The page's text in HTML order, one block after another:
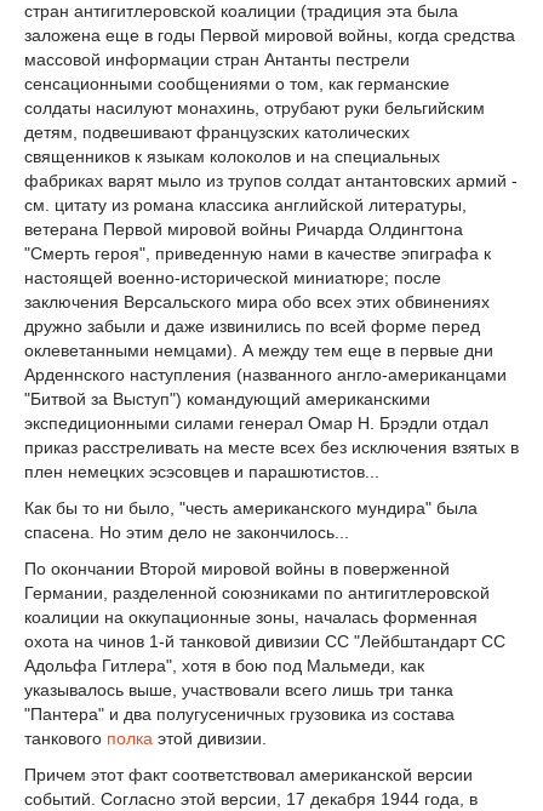
стран антигитлеровской коалиции (традиция эта была
заложена еще в годы Первой мировой войны, когда средства
массовой информации стран Антанты пестрели
сенсационными сообщениями о том, как германские
солдаты насилуют монахинь, отрубают руки бельгийским
детям, подвешивают французских католических
священников к языкам колоколов и на специальных
фабриках варят мыло из трупов солдат антантовских армий -
см. цитату из романа классика английской литературы,
ветерана Первой мировой войны Ричарда Олдингтона
"Смерть героя", приведенную нами в качестве эпиграфа к
настоящей военно-исторической миниатюре; после
заключения Версальского мира обо всех этих обвинениях
дружно забыли и даже извинились по всей форме перед
оклеветанными немцами). А между тем еще в первые дни
Арденнского наступления (названного англо-американцами
"Битвой за Выступ") командующий американскими
экспедиционными силами генерал Омар Н. Брэдли отдал
приказ расстреливать на месте всех без исключения взятых в
плен немецких эсэсовцев и парашютистов...
Как бы то ни было, "честь американского мундира" была
спасена. Но этим дело не закончилось...
По окончании Второй мировой войны в поверженной
Германии, разделенной союзниками по антигитлеровской
коалиции на оккупационные зоны, началась форменная
охота на чинов 1-й танковой дивизии СС "Лейбштандарт СС
Адольфа Гитлера", хотя в бою под Мальмеди, как
указывалось выше, участвовали всего лишь три танка
"Пантера" и два полугусеничных грузовика из состава
танкового полка этой дивизии.
Причем этот факт соответствовал американской версии
событий. Согласно этой версии, 17 декабря 1944 года, в